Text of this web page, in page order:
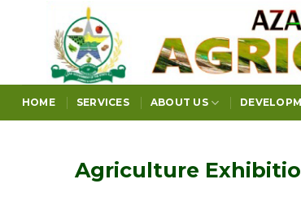
HOME SERVICES ABOUT US
Agriculture